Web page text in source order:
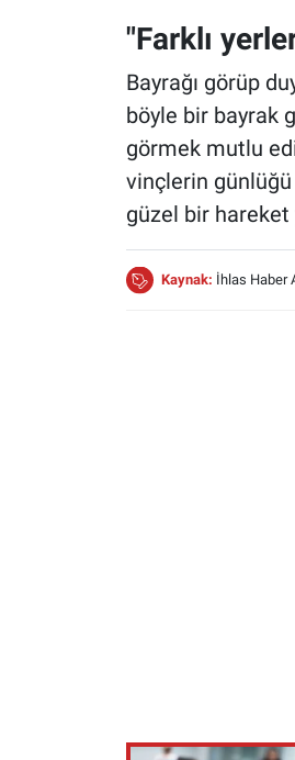
"Farklı
Bayrağı görüp
böyle bir bayrak
görmek mutlu
vinçlerin günlüğü
güzel bir
Kaynak: İhlas Haber